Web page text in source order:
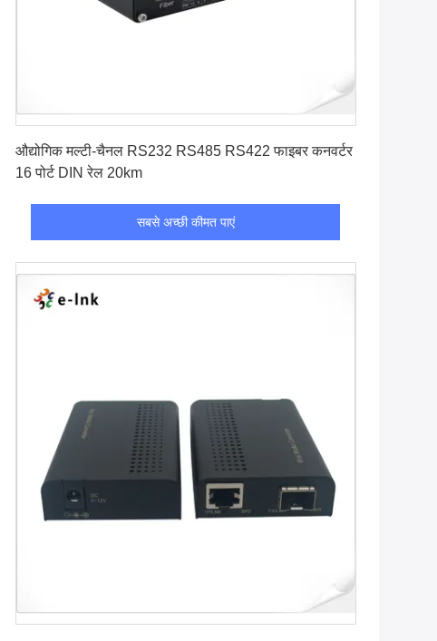
औद्योगिक मल्टी-चैनल RS232 RS485 RS422 फाइबर कनवर्टर
16 पोर्ट DIN रेल 20km
सबसे अच्छी कीमत पाएं